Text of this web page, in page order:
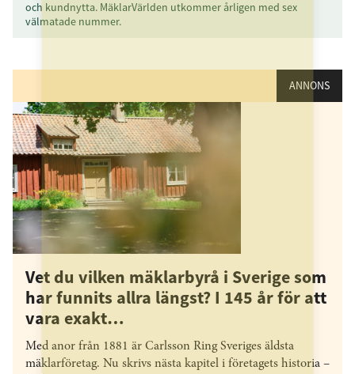
och kundnytta. MäklarVärlden utkommer årligen med sex
välmatade nummer.
ANNONS
Vet du vilken mäklarbyrå i Sverige som
har funnits allra längst? I 145 år för att
vara exakt…
Med anor från 1881 är Carlsson Ring Sveriges äldsta
mäklarföretag. Nu skrivs nästa kapitel i företagets historia –